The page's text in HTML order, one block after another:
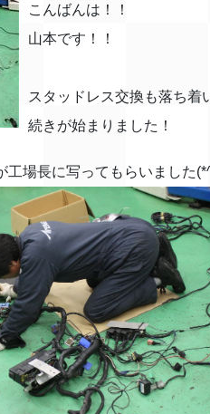
こんばんは！！
山本です！！
スタッドレス交換も落ち着
続きが始まりました！
工場長に写ってもらいました